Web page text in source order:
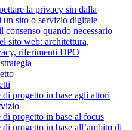
la privacy sin dalla
un sito o servizio digitale
consenso quando necessario
sito web: architettura,
riferimenti DPO
progetto in base agli attori
progetto in base al focus
progetto in base all’ambito di